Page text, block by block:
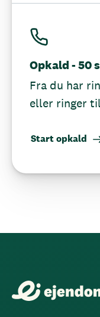
Opkald - 50
Fra du har
eller ringer
Start opkald